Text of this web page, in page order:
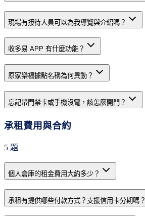
現場有接待人員可以為我導覽與介紹嗎？
收多易 APP 有什麼功能？
原家樂福據點名稱為何異動？
忘記帶門禁卡或手機沒電，該怎麼開門？
承租費用與合約
5 題
個人倉庫的租金費用大約多少？
承租有提供哪些付款方式？支援信用卡分期嗎？